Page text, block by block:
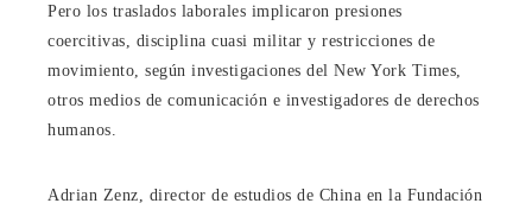
Pero los traslados laborales implicaron presiones
coercitivas, disciplina cuasi militar y restricciones de
movimiento, según investigaciones del New York Times,
otros medios de comunicación e investigadores de derechos
humanos.
Adrian Zenz, director de estudios de China en la Fundación